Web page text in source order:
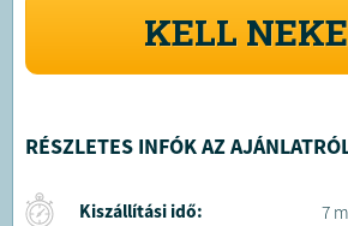
KELL
RÉSZLETES INFÓK AZ
Kiszállítási idő: 7